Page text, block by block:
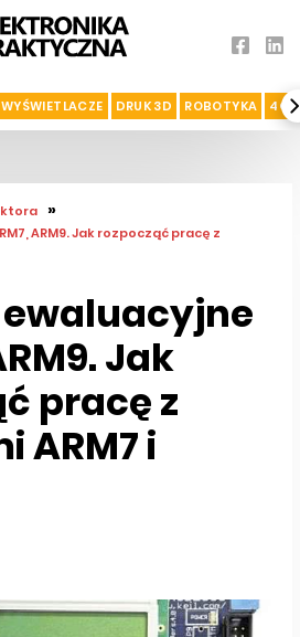
WYŚWIETLACZE DRUK 3D ROBOTYKA 4G I
»
ARM9. Jak rozpocząć pracę z
Jak
pracę z
ARM7 i